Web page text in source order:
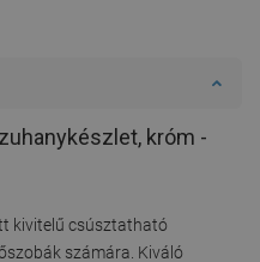
króm -
kivitelű csúsztatható
számára. Kiváló